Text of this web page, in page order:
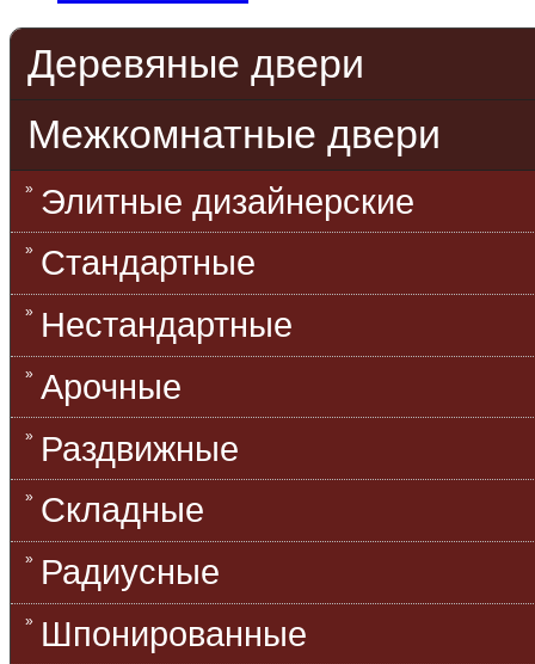
Деревяные двери
Межкомнатные двери
Элитные дизайнерские
Стандартные
Нестандартные
Арочные
Раздвижные
Складные
Радиусные
Шпонированные